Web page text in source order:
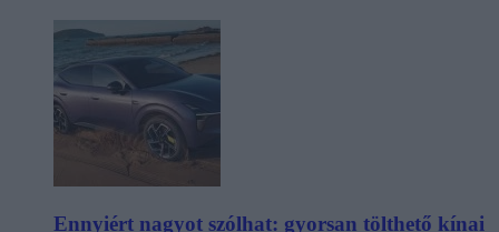
Ennyiért nagyot szólhat: gyorsan tölthető kínai